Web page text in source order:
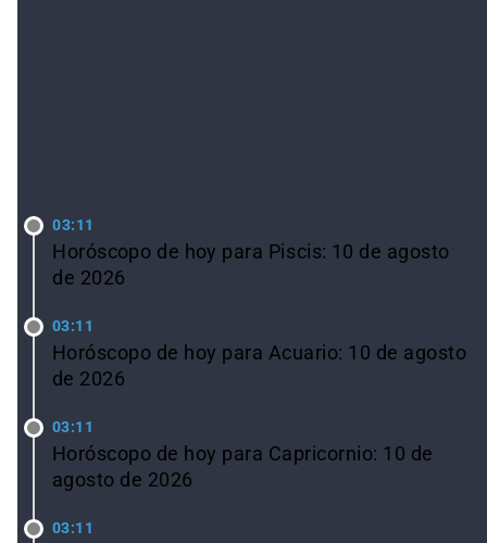
03:11
Horóscopo de hoy para Piscis: 10 de agosto
de 2026
03:11
Horóscopo de hoy para Acuario: 10 de agosto
de 2026
03:11
Horóscopo de hoy para Capricornio: 10 de
agosto de 2026
03:11